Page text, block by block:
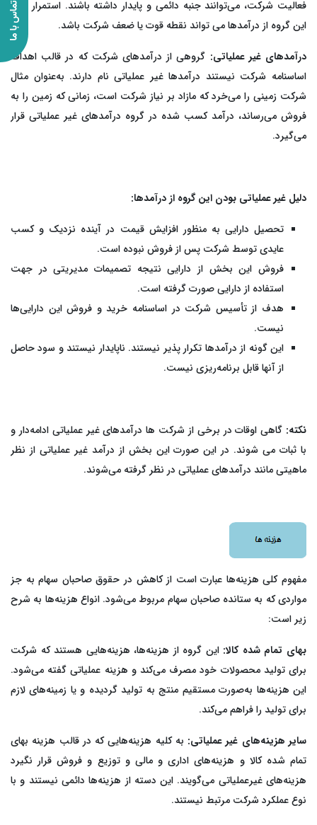
فعالیت شرکت، می‌توانند جنبه دائمی و پایدار داشته باشند. استمرار رشد
این گروه از درآمدها می تواند نقطه قوت یا ضعف شرکت باشد.
درآمدهای غیر عملیاتی: گروهی از درآمدهای شرکت که در قالب اهداف
اساسنامه شرکت نیستند درآمدها غیر عملیاتی نام دارند. به‌عنوان مثال
شرکت زمینی را می‌خرد که مازاد بر نیاز شرکت است، زمانی که زمین را به
فروش می‌رساند، درآمد کسب شده در گروه درآمدهای غیر عملیاتی قرار
می‌گیرد.
دلیل غیر عملیاتی بودن این گروه از درآمدها:
تحصیل دارایی به منظور افزایش قیمت در آینده نزدیک و کسب
عایدی توسط شرکت پس از فروش نبوده است.
فروش این بخش از دارایی نتیجه تصمیمات مدیریتی در جهت
استفاده از دارایی صورت گرفته است.
هدف از تأسیس شرکت در اساسنامه خرید و فروش این دارایی‌ها
نیست.
این گونه از درآمدها تکرار پذیر نیستند. ناپایدار نیستند و سود حاصل
از آنها قابل برنامه‌ریزی نیست.
نکته: گاهی اوقات در برخی از شرکت ها درآمدهای غیر عملیاتی ادامه‌دار و
با ثبات می شوند. در این صورت این بخش از درآمد غیر عملیاتی از نظر
ماهیتی مانند درآمدهای عملیاتی در نظر گرفته می‌شوند.
مفهوم کلی هزینه‌ها عبارت است از کاهش در حقوق صاحبان سهام به جز
مواردی که به ستانده صاحبان سهام مربوط می‌شود. انواع هزینه‌ها به شرح
زیر است:
بهای تمام شده کالا: این گروه از هزینه‌ها، هزینه‌هایی هستند که شرکت
برای تولید محصولات خود مصرف می‌کند و هزینه عملیاتی گفته می‌شود.
این هزینه‌ها به‌صورت مستقیم منتج به تولید گردیده و یا زمینه‌های لازم
برای تولید را فراهم می‌کند.
سایر هزینه‌های غیر عملیاتی: به کلیه هزینه‌هایی که در قالب هزینه بهای
تمام شده کالا و هزینه‌های اداری و مالی و توزیع و فروش قرار نگیرد
هزینه‌های غیرعملیاتی می‌گویند. این دسته از هزینه‌ها دائمی نیستند و با
نوع عملکرد شرکت مرتبط نیستند.